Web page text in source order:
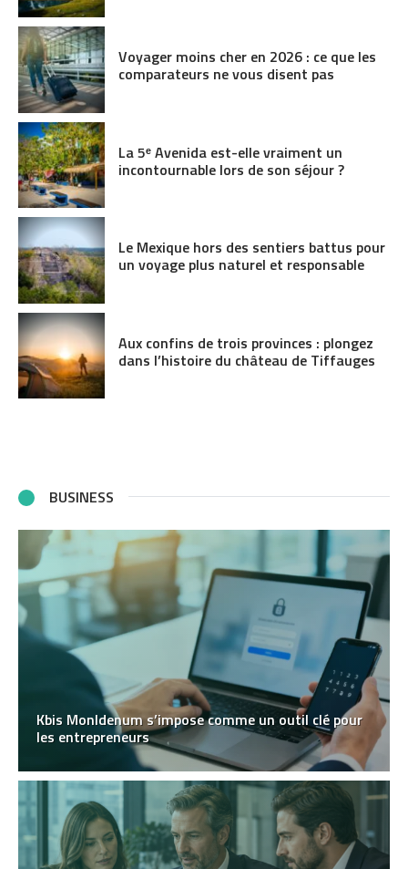
Voyager moins cher en 2026 : ce que les
comparateurs ne vous disent pas
La 5ᵉ Avenida est-elle vraiment un
incontournable lors de son séjour ?
Le Mexique hors des sentiers battus pour
un voyage plus naturel et responsable
Aux confins de trois provinces : plongez
dans l’histoire du château de Tiffauges
BUSINESS
Kbis MonIdenum s’impose comme un outil clé pour
les entrepreneurs